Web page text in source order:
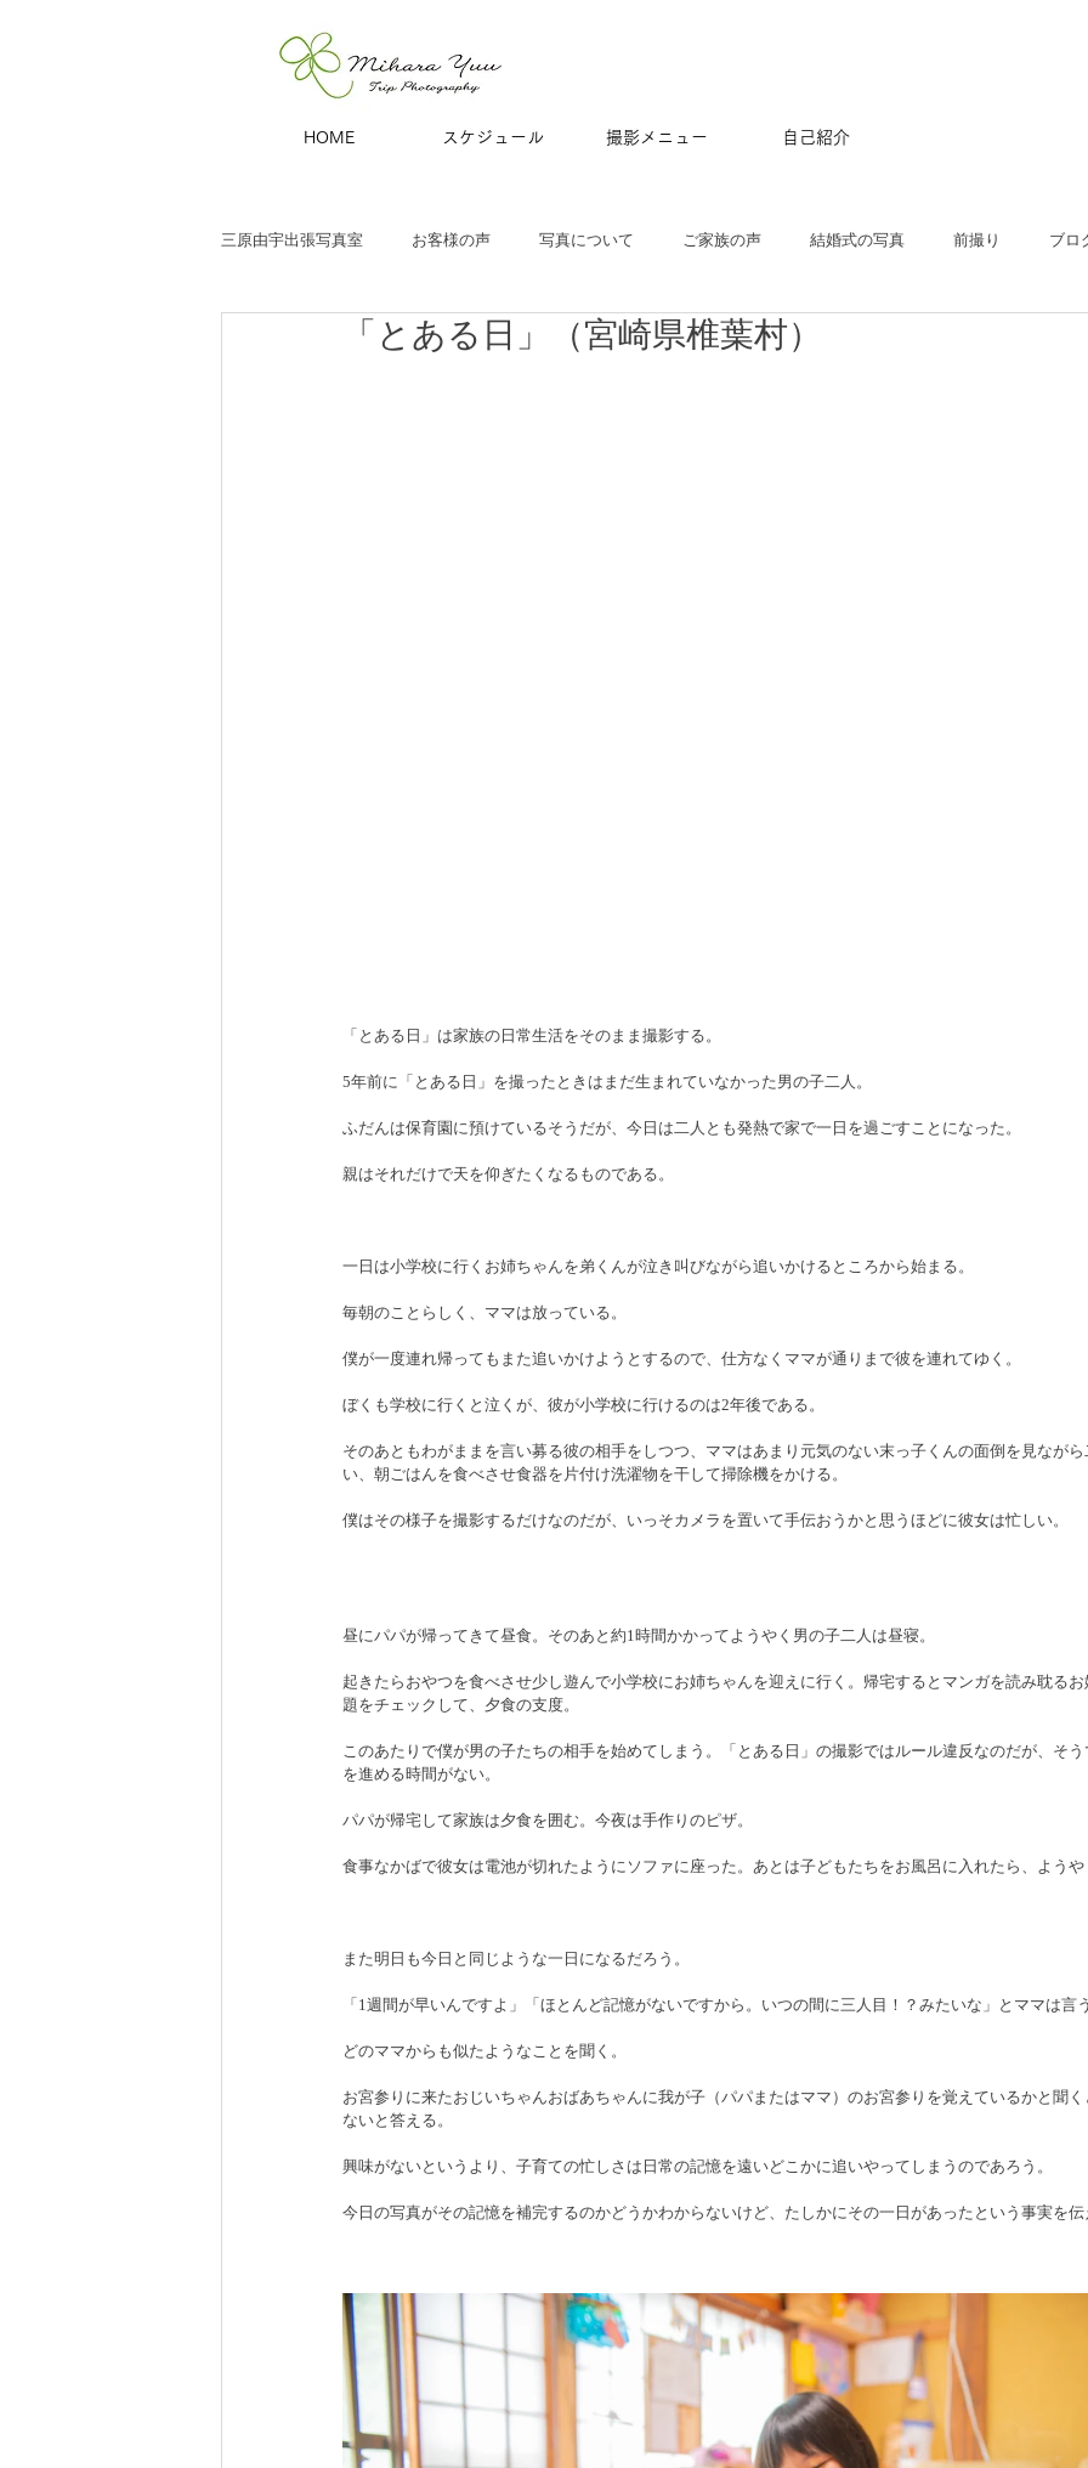
HOME スケジュール 撮影メニュー 自己紹介
三原由宇出張写真室 お客様の声 写真について ご家族の声 結婚式の写真 前撮り ブロ
子どもと家族 お宮参り 七五三 沖縄 ペット マタニティ
「とある日」（宮崎県椎葉村）
「とある日」は家族の日常生活をそのまま撮影する。
5年前に「とある日」を撮ったときはまだ生まれていなかった男の子二人。
ふだんは保育園に預けているそうだが、今日は二人とも発熱で家で一日を過ごすことになった。
親はそれだけで天を仰ぎたくなるものである。
一日は小学校に行くお姉ちゃんを弟くんが泣き叫びながら追いかけるところから始まる。
毎朝のことらしく、ママは放っている。
僕が一度連れ帰ってもまた追いかけようとするので、仕方なくママが通りまで彼を連れてゆく。
ぼくも学校に行くと泣くが、彼が小学校に行けるのは2年後である。
そのあともわがままを言い募る彼の相手をしつつ、ママはあまり元気のない末っ子くんの面倒を見なが
い、朝ごはんを食べさせ食器を片付け洗濯物を干して掃除機をかける。
僕はその様子を撮影するだけなのだが、いっそカメラを置いて手伝おうかと思うほどに彼女は忙しい。
昼にパパが帰ってきて昼食。そのあと約1時間かかってようやく男の子二人は昼寝。
起きたらおやつを食べさせ少し遊んで小学校にお姉ちゃんを迎えに行く。帰宅するとマンガを読み耽る
題をチェックして、夕食の支度。
このあたりで僕が男の子たちの相手を始めてしまう。「とある日」の撮影ではルール違反なのだが、そ
を進める時間がない。
パパが帰宅して家族は夕食を囲む。今夜は手作りのピザ。
食事なかばで彼女は電池が切れたようにソファに座った。あとは子どもたちをお風呂に入れたら、よう
また明日も今日と同じような一日になるだろう。
「1週間が早いんですよ」「ほとんど記憶がないですから。いつの間に三人目！？みたいな」とママは言
どのママからも似たようなことを聞く。
お宮参りに来たおじいちゃんおばあちゃんに我が子（パパまたはママ）のお宮参りを覚えているかと聞
ないと答える。
興味がないというより、子育ての忙しさは日常の記憶を遠いどこかに追いやってしまうのであろう。
今日の写真がその記憶を補完するのかどうかわからないけど、たしかにその一日があったという事実を